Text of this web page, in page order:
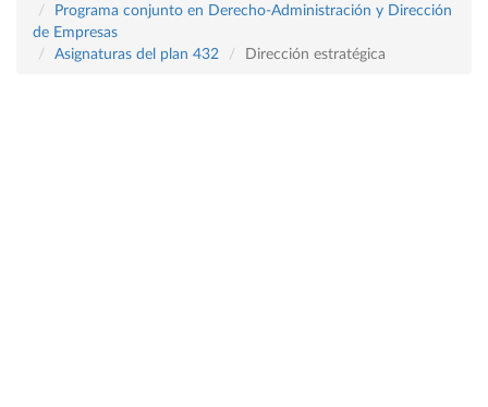
Programa conjunto en Derecho-Administración y Dirección
de Empresas
Asignaturas del plan 432
Dirección estratégica